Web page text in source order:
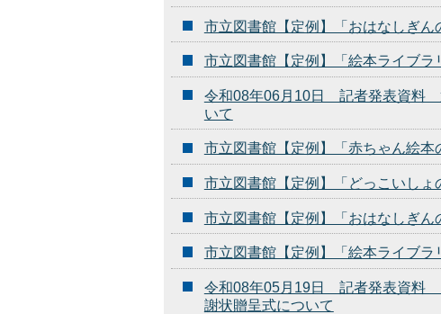
市立図書館【定例】「おはなしぎん
市立図書館【定例】「絵本ライブラ
令和08年06月10日 記者発表資料
いて
市立図書館【定例】「赤ちゃん絵本
市立図書館【定例】「どっこいしょ
市立図書館【定例】「おはなしぎん
市立図書館【定例】「絵本ライブラ
令和08年05月19日 記者発表資料
謝状贈呈式について